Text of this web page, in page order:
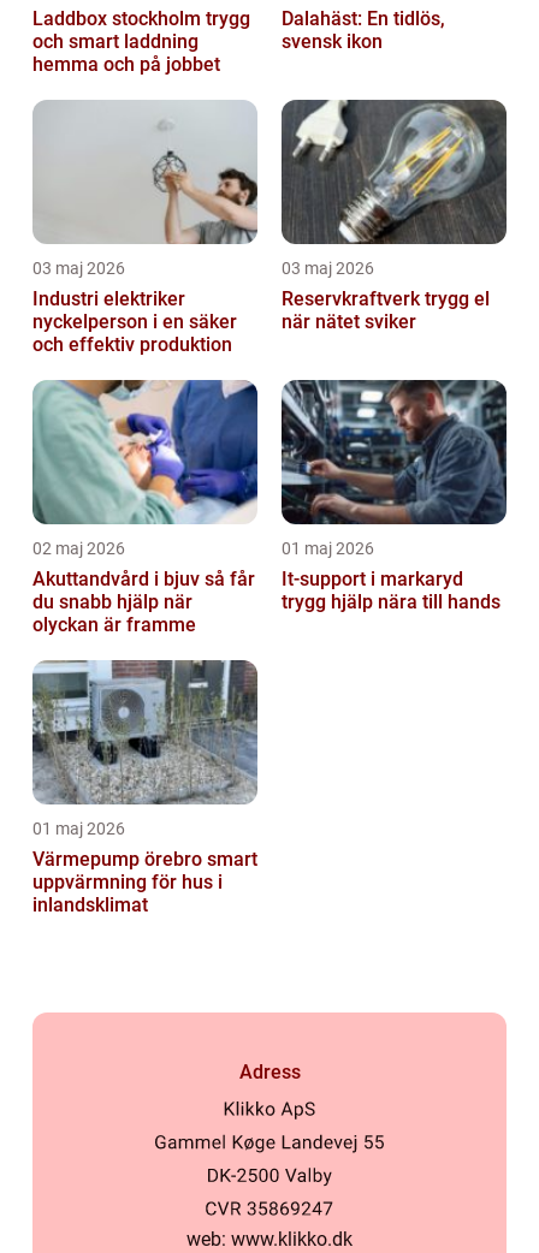
Laddbox stockholm trygg
och smart laddning
hemma och på jobbet
Dalahäst: En tidlös,
svensk ikon
03 maj 2026
Industri elektriker
nyckelperson i en säker
och effektiv produktion
03 maj 2026
Reservkraftverk trygg el
när nätet sviker
02 maj 2026
Akuttandvård i bjuv så får
du snabb hjälp när
olyckan är framme
01 maj 2026
It-support i markaryd
trygg hjälp nära till hands
01 maj 2026
Värmepump örebro smart
uppvärmning för hus i
inlandsklimat
Adress
web: www.klikko.dk